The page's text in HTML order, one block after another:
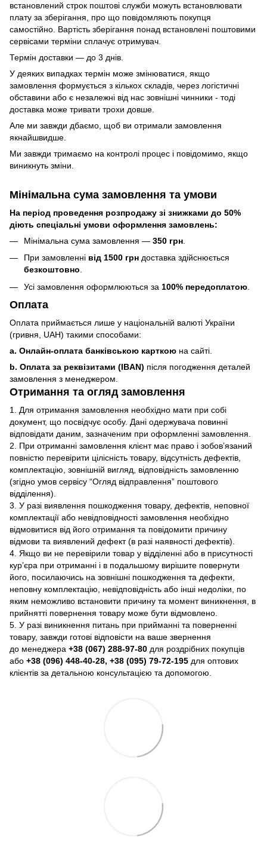
встановлений строк поштові служби можуть встановлювати
плату за зберігання, про що повідомляють покупця
самостійно. Вартість зберігання понад вcтановлені поштовими
сервісами терміни сплачує отримувач.
Термін доставки — до 3 днів.
У деяких випадках термін може змінюватися, якщо
замовлення формується з кількох складів, через логістичні
обставини або є незалежні від нас зовнішні чинники - тоді
доставка може тривати трохи довше.
Але ми завжди дбаємо, щоб ви отримали замовлення
якнайшвидше.
Ми завжди тримаємо на контролі процес і повідомимо, якщо
виникнуть зміни.
Мінімальна сума замовлення та умови
На період проведення розпродажу зі знижками до 50%
діють спеціальні умови оформлення замовлень:
Мінімальна сума замовлення — 350 грн
При замовленні від 1500 грн доставка здійснюється
безкоштовно.
Усі замовлення оформлюються за 100% передоплатою
Оплата
Оплата приймається лише у національній валюті України
(гривня, UAH) такими способами:
a. Онлайн-оплата банківською карткою на сайті.
b. Оплата за реквізитами (IBAN) після погодження деталей
замовлення з менеджером.
Отримання та огляд замовлення
1. Для отримання замовлення необхідно мати при собі
документ, що посвідчує особу. Дані одержувача повинні
відповідати даним, зазначеним при оформленні замовлення.
2. При отриманні замовлення клієнт має право і зобов’язаний
повністю перевірити цілісність товару, відсутність дефектів,
комплектацію, зовнішній вигляд, відповідність замовленню
(згідно умов сервісу “Огляд відправлення” поштового
відділення).
3. У разі виявлення пошкодження товару, дефектів, неповної
комплектації або невідповідності замовлення необхідно
відмовитися від його отримання та повідомити причину
відмови та виявлений дефект (в разі наявності дефектів).
4. Якщо ви не перевірили товар у відділенні або в присутності
кур’єра при отриманні і в подальшому вирішите повернути
його, посилаючись на зовнішні пошкодження та дефекти,
неповну комплектацію, невідповідність або інші недоліки, по
яким неможливо встановити причину та момент виникнення, в
прийнятті повернення товару може бути відмовлено.
5. У разі виникнення питань при прийманні та поверненні
товару, завжди готові відповісти на ваше звернення
до менеджера +38 (067) 288-97-80 для роздрібних покупців
або +38 (096) 448-40-28, +38 (095) 79-72-195 для оптових
клієнтів за детальною консультацією та допомогою.